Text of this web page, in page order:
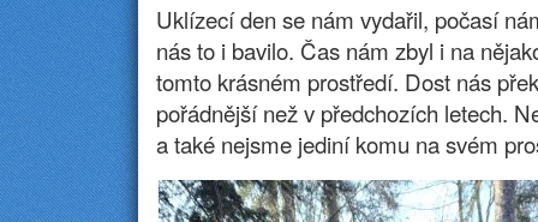
Uklízecí den se nám vydařil, počasí
nás to i bavilo. Čas nám zbyl i na
tomto krásném prostředí. Dost nás
pořádnější než v předchozích letech.
a také nejsme jediní komu na svém